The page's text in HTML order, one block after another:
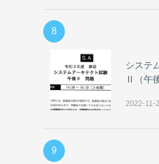
8
システ
Ⅱ（午
2022-11-
9